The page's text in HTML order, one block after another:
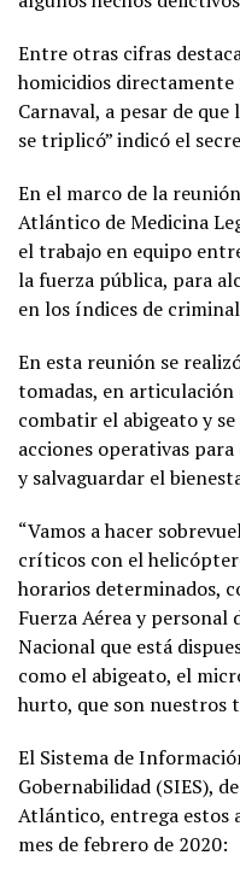
Entre otras cifras
homicidios directamente
Carnaval, a pesar de
se triplicó” indicó el
En el marco de la
Atlántico de Medicina
el trabajo en equipo
la fuerza pública, para
en los índices de
En esta reunión se
tomadas, en
combatir el abigeato y
acciones operativas
y salvaguardar el
“Vamos a hacer
críticos con el
horarios determinados,
Fuerza Aérea y personal
Nacional que está
como el abigeato, el
hurto, que son nuestros
El Sistema de
Gobernabilidad (SIES),
Atlántico, entrega estos
mes de febrero de 2020: